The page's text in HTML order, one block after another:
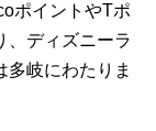
ポイントやTポ
、ディズニーラ
多岐にわたりま